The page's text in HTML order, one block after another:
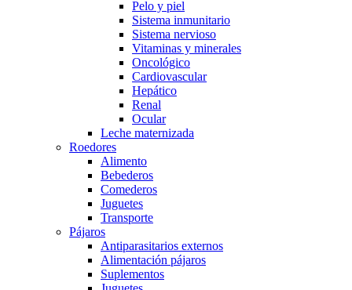
Pelo y piel
Sistema inmunitario
Sistema nervioso
Vitaminas y minerales
Oncológico
Cardiovascular
Hepático
Renal
Ocular
Leche maternizada
Roedores
Alimento
Bebederos
Comederos
Juguetes
Transporte
Pájaros
Antiparasitarios externos
Alimentación pájaros
Suplementos